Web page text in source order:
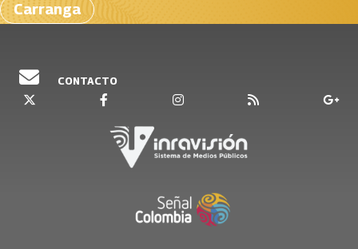
Carranga
CONTACTO